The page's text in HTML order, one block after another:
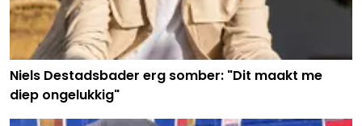
Niels Destadsbader erg somber: "Dit maakt me
diep ongelukkig"